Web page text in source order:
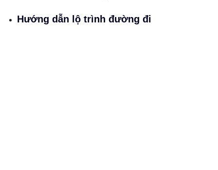
Hướng dẫn lộ trình đường đi